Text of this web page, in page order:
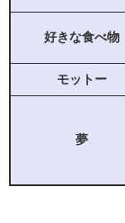
好きな食べ物
モットー
夢